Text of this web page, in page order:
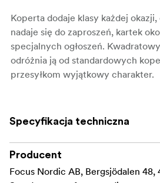
Koperta dodaje klasy każdej
nadaje się do zaproszeń, kartek
specjalnych ogłoszeń.
odróżnia ją od standardowych
przesyłkom wyjątkowy charakter.
zostanie ona bezpiecznie
wysiłku, zapewniając, że
bezpieczna i nienaruszona podczas
wygodne zamknięcie
Specyfikacja techniczna
Producent
Focus Nordic AB, Bergsjödalen 48,